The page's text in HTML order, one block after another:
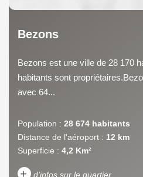
Bezons
Bezons est une ville de 28 170
habitants sont
avec 64...
Population : 28 674 habitants
Distance de l'aéroport : 12 km
Superficie : 4,2 Km²
+ d'infos sur le quartier